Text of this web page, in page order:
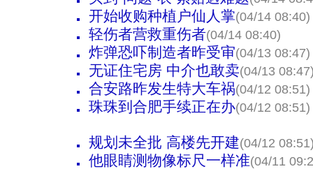
开始收购种植户仙人掌(04/14 08:40)
轻伤者营救重伤者(04/14 08:40)
炸弹恐吓制造者昨受审(04/13 08:47)
无证住宅房 中介也敢卖(04/13
合安路昨发生特大车祸(04/12 08:51)
珠珠到合肥手续正在办(04/12 08:51)
规划未全批 高楼先开建(04/12
他眼睛测物像标尺一样准(04/11